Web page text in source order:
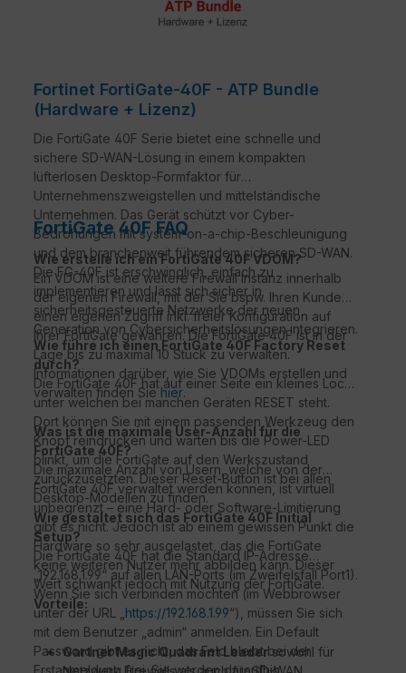
Fortinet FortiGate-40F - ATP Bundle
(Hardware + Lizenz)
Die FortiGate 40F Serie bietet eine schnelle und
sichere SD-WAN-Lösung in einem kompakten
lüfterlosen Desktop-Formfaktor für
Unternehmenszweigstellen und mittelständische
Unternehmen. Das Gerät schützt vor Cyber-
Bedrohungen mit system-on-a-chip-Beschleunigung
und dem branchenweit führendem sicheren SD-WAN.
Die FG-40F ist erschwinglich, einfach zu
implementieren und lässt sich sicher in
sicherheitsgesteuerte Netzwerke der neuen
Generation von Cybersicherheitslösungen integrieren.
FortiGate 40F FAQ
Wie erstelle ich ein FortiGate 40F VDOM?
Ein VDOM ist eine weitere Firewall Instanz innerhalb
der eigenen Firewall, mit der Sie bspw. Ihren Kunden
einen eigenen Zugriff inkl. freier Konfiguration auf
Ihrer FortiGate gewähren. Die FortiGate 40F ist in der
Lage bis zu maximal 10 Stück zu verwalten.
Informationen darüber, wie Sie VDOMs erstellen und
verwalten finden Siehier.
Wie führe ich einen FortiGate 40F Factory Reset
durch?
Die FortiGate 40F hat auf einer Seite ein kleines Loch,
unter welchen bei manchen Geräten RESET steht.
Dort können Sie mit einem passenden Werkzeug den
Knopf reindrücken und warten bis die Power-LED
blinkt, um die FortiGate auf den Werkszustand
zurückzusetzten. Dieser Reset-Button ist bei allen
Desktop-Modellen zu finden.
Was ist die maximale User-Anzahl für die
FortiGate 40F?
Die maximale Anzahl von Usern, welche von der
FortiGate 40F verwaltet werden können, ist virtuell
unbegrenzt – eine Hard- oder Software-Limitierung
gibt es nicht. Jedoch ist ab einem gewissen Punkt die
Hardware so sehr ausgelastet, das die FortiGate
keine weiteren Nutzer mehr abbilden kann. Dieser
Wert schwankt jedoch mit Nutzung der FortiGate.
Wie gestaltet sich das FortiGate 40F Initial
Setup?
Die FortiGate 40F hat die Standard IP-Adresse
„192.168.1.99“ auf allen LAN-Ports (im Zweifelsfall Port1).
Wenn Sie sich verbinden möchten (im Webbrowser
unter der URL „ https://192.168.1.99“), müssen Sie sich
mit dem Benutzer „admin“ anmelden. Ein Default
Password gibt es nicht, das Feld bleibt bei der
Erstanmeldung frei. Sie werden daraufhin
Vorteile:
Gartner Magic Quadrant Leadersowohl für